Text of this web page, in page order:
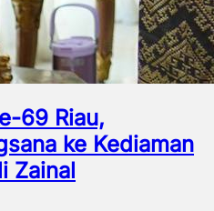
69 Riau,
ke Kediaman
Zainal